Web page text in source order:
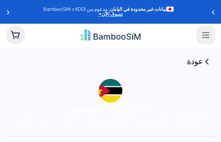
‹ بيانات غير محدودة في اليابان، مدعوم من BambooSIM x KDDI
تسوق الآن→ ›
عودة